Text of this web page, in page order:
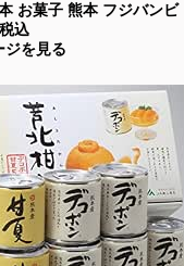
お菓子 熊本 フジバンビ
込
ジを見る